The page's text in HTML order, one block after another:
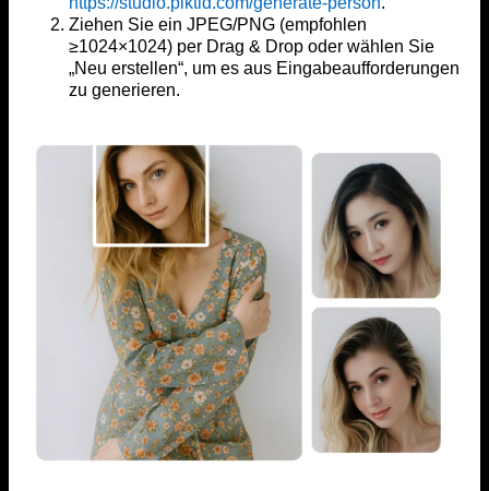
Ziehen Sie ein JPEG/PNG (empfohlen
≥1024×1024) per Drag & Drop oder wählen Sie
„Neu erstellen“, um es aus Eingabeaufforderungen
zu generieren.